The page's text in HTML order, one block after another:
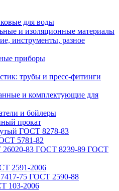
для воды
и изоляционные материалы
инструменты, разное
приборы
трубы и пресс-фитинги
и комплектующие для
и бойлеры
прокат
ГОСТ 8278-83
5781-82
26020-83 ГОСТ 8239-89 ГОСТ
2591-2006
75 ГОСТ 2590-88
103-2006